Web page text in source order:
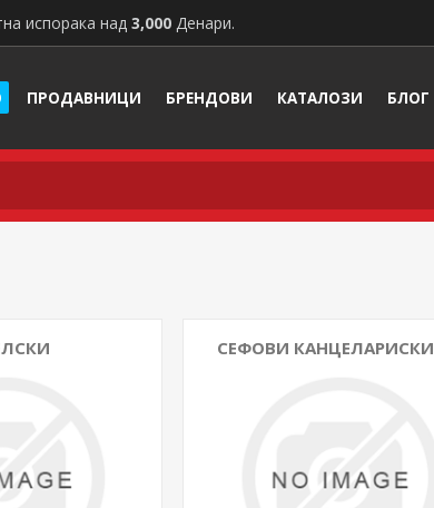
испорака над 3,000 Денари.
ПРОДАВНИЦИ БРЕНДОВИ КАТАЛОЗИ БЛОГ
СЕФОВИ КАНЦЕЛАРИСКИ